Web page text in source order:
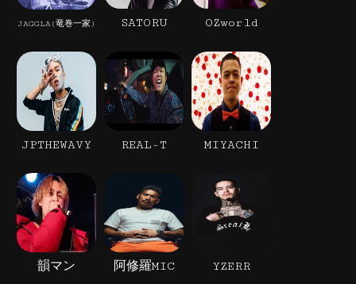
JAGGLA(竜巻一家) SATORU OZworld
JPTHEWAVY REAL-T MIYACHI
韻マン 阿修羅MIC YZERR